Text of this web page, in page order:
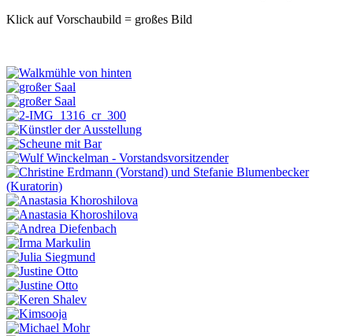
Klick auf Vorschaubild = großes Bild